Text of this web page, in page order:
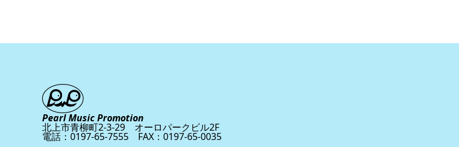
Pearl Music Promotion
北上市青柳町2-3-29 オーロパークビル2F
電話：0197-65-7555 FAX：0197-65-0035